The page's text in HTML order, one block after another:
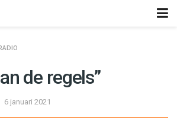
de regels”
6 januari 2021